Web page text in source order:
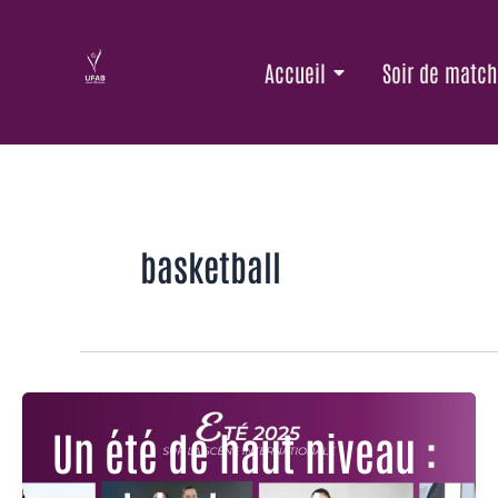
Accueil Soir de match
basketball
Un été de haut niveau :